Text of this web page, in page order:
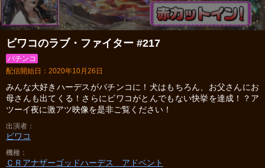
ビワコのラブ・ファイター #217
パチンコ
配信開始日：2020年10月26日
みんな大好きハーデスがパチンコに！犬はもちろん、お父さんにお
母さんも出てくる！さらにビワコがとんでもない快挙を達成！？ア
ツーイ夜に激アツ映像を是非ご覧ください！
出演者
ビワコ
機種
ＣＲアナザーゴッドハーデス アドベント